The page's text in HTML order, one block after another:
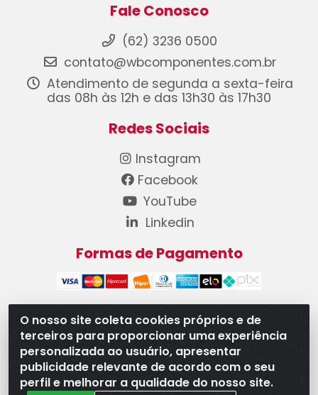
O nosso site coleta cookies próprios e de
terceiros para proporcionar uma experiência
personalizada ao usuário, apresentar
publicidade relevante de acordo com o seu
perfil e melhorar a qualidade do nosso site.
Fale Conosco
(62) 3236 0500
contato@wbcomponentes.com.br
Atendimento de segunda a sexta-feira
das 08h às 12h e das 13h30 às 17h30
Redes Sociais
Instagram
Facebook
YouTube
Linkedin
Formas de Pagamento
WB Componentes Automotivos LTDA - CNPJ
08.528.393/0001-12 - Rua do Níquel, 667 - Parque
Oeste Industrial, Goiânia/GO - CEP 74375-660